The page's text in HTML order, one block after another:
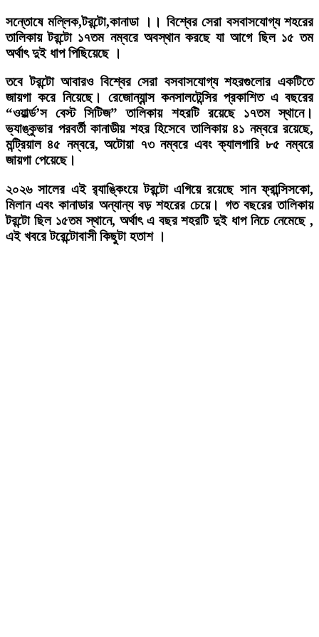
সন্তোষে মল্লিক,টরন্টো,কানাডা ।। বিশ্বের সেরা বসবাসযোগ্য শহরের
তালিকায় টরন্টো ১৭তম নম্বরে অবস্থান করছে যা আগে ছিল ১৫ তম
অর্থাৎ দুই ধাপ পিছিয়েছে ।
তবে টরন্টো আবারও বিশ্বের সেরা বসবাসযোগ্য শহরগুলোর একটিতে
জায়গা করে নিয়েছে। রেজোন্যান্স কনসালটেন্সির প্রকাশিত এ বছরের
“ওয়ার্ল্ড’স বেস্ট সিটিজ” তালিকায় শহরটি রয়েছে ১৭তম স্থানে।
ভ্যাঙ্কুভার পরবর্তী কানাডীয় শহর হিসেবে তালিকায় ৪১ নম্বরে রয়েছে,
মন্ট্রিয়াল ৪৫ নম্বরে, অটোয়া ৭৩ নম্বরে এবং ক্যালগারি ৮৫ নম্বরে
জায়গা পেয়েছে।
২০২৬ সালের এই র‍্যাঙ্কিংয়ে টরন্টো এগিয়ে রয়েছে সান ফ্রান্সিসকো,
মিলান এবং কানাডার অন্যান্য বড় শহরের চেয়ে। গত বছরের তালিকায়
টরন্টো ছিল ১৫তম স্থানে, অর্থাৎ এ বছর শহরটি দুই ধাপ নিচে নেমেছে ,
এই খবরে টরেন্টোবাসী কিছুটা হতাশ ।